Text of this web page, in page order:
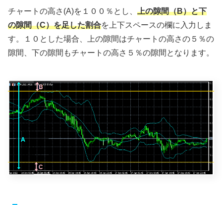
チャートの高さ(A)を１００％とし、 上の隙間（B）と下
の隙間（C）を足した割合を上下スペースの欄に入力しま
す。１０とした場合、上の隙間はチャートの高さの５％の
隙間、下の隙間もチャートの高さ５％の隙間となります。